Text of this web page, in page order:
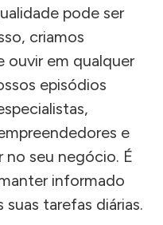
pode ser
criamos
ouvir em qualquer
episódios
e
no seu negócio. É
informado
tarefas diárias.